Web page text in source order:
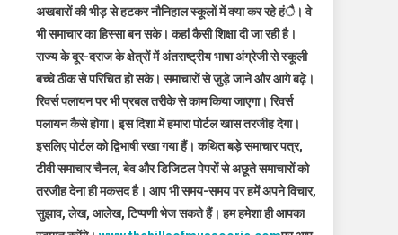
अखबारों की भीड़ से हटकर नौनिहाल स्कूलों में क्या कर रहे हंै। वे
भी समाचार का हिस्सा बन सके। कहां कैसी शिक्षा दी जा रही है।
राज्य के दूर-दराज के क्षेत्रों में अंतराष्ट्रीय भाषा अंग्रेजी से स्कूली
बच्चे ठीक से परिचित हो सके। समाचारों से जुड़े जाने और आगे बढ़े।
रिवर्स पलायन पर भी प्रबल तरीके से काम किया जाएगा। रिवर्स
पलायन कैसे होगा। इस दिशा में हमारा पोर्टल खास तरजीह देगा।
इसलिए पोर्टल को द्विभाषी रखा गया हैं। कथित बड़े समाचार पत्र,
टीवी समाचार चैनल, बेव और डिजिटल पेपरों से अछूते समाचारों को
तरजीह देना ही मकसद है। आप भी समय-समय पर हमें अपने विचार,
सुझाव, लेख, आलेख, टिप्पणी भेज सकते हैं। हम हमेशा ही आपका